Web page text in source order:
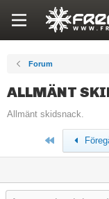
Forum
ALLMÄNT
Allmänt skidsnack.
Först